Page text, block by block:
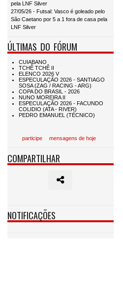
pela LNF Silver
27/05/26 - Futsal: Vasco é goleado pelo
São Caetano por 5 a 1 fora de casa pela
LNF Silver
ÚLTIMAS DO FÓRUM
participe mensagens de hoje
COMPARTILHAR
NOTIFICAÇÕES